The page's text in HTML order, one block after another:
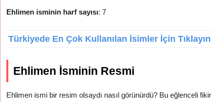
Ehlimen isminin harf sayısı: 7
Türkiyede En Çok Kullanılan İsimler İçin Tıklayın
Ehlimen İsminin Resmi
Ehlimen ismi bir resim olsaydı nasıl görünürdü? Bu eğlenceli fikir